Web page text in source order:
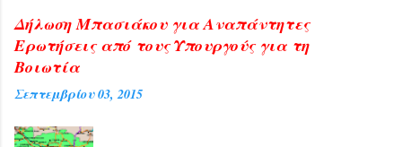
Δήλωση Μπασιάκου για Αναπάντητες
Ερωτήσεις από τους Υπουργούς για τη
Βοιωτία
Σεπτεμβρίου 03, 2015